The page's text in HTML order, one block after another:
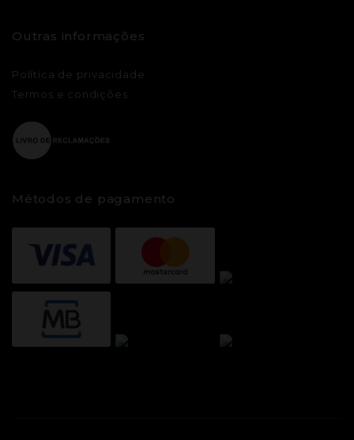
Outras informações
Política de privacidade
Termos e condições
Métodos de pagamento